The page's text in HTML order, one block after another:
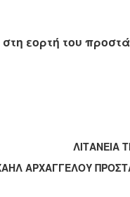
εορτή του
ΛΙΤΑΝΕΙΑ
ΑΡΧΑΓΓΕΛΟΥ